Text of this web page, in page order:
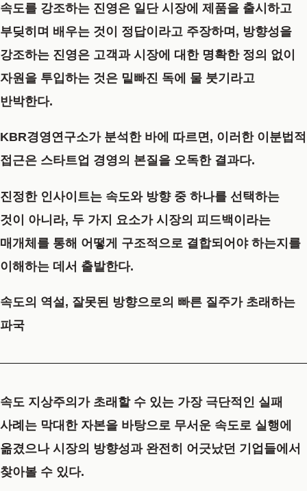
속도를 강조하는 진영은 일단 시장에 제품을 출시하고
부딪히며 배우는 것이 정답이라고 주장하며, 방향성을
강조하는 진영은 고객과 시장에 대한 명확한 정의 없이
자원을 투입하는 것은 밑빠진 독에 물 붓기라고
반박한다.
KBR경영연구소가 분석한 바에 따르면, 이러한 이분법적
접근은 스타트업 경영의 본질을 오독한 결과다.
진정한 인사이트는 속도와 방향 중 하나를 선택하는
것이 아니라, 두 가지 요소가 시장의 피드백이라는
매개체를 통해 어떻게 구조적으로 결합되어야 하는지를
이해하는 데서 출발한다.
속도의 역설, 잘못된 방향으로의 빠른 질주가 초래하는
파국
속도 지상주의가 초래할 수 있는 가장 극단적인 실패
사례는 막대한 자본을 바탕으로 무서운 속도로 실행에
옮겼으나 시장의 방향성과 완전히 어긋났던 기업들에서
찾아볼 수 있다.